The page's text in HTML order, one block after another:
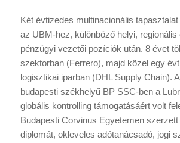
Két évtizedes multinacionális
az UBM-hez, különböző helyi, regionális
pénzügyi vezetői pozíciók után. 8 évet
szektorban (Ferrero), majd közel egy
logisztikai iparban (DHL Supply Chain).
budapesti székhelyű BP SSC-ben a
globális kontrolling támogatásáért volt
Budapesti Corvinus Egyetemen
diplomát, okleveles adótanácsadó, jogi